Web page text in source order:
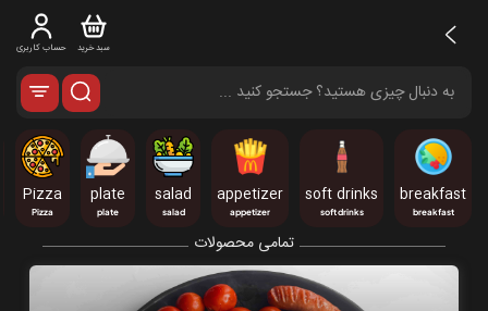
حساب کاربری سبد خرید
breakfast
breakfast
soft drinks
soft drinks
appetizer
appetizer
salad
salad
plate
plate
Pizza
Pizza
تمامی محصولات